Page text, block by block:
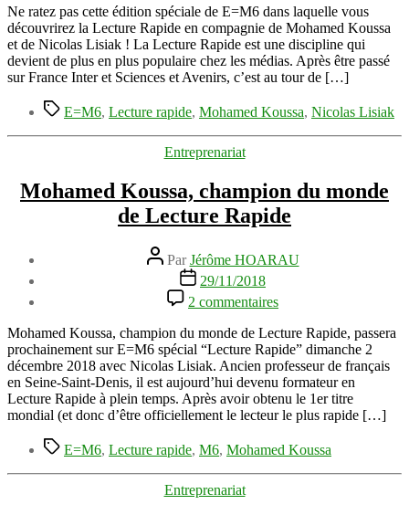
dimanche
2
décembre
2018
à
Ne ratez pas cette édition spéciale de E=M6 dans laquelle vous
découvrirez la Lecture Rapide en compagnie de Mohamed Koussa
et de Nicolas Lisiak ! La Lecture Rapide est une discipline qui
devient de plus en plus populaire chez les médias. Après être passé
sur France Inter et Sciences et Avenirs, c’est au tour de […]
Étiquettes
E=M6, Lecture rapide, Mohamed Koussa, Nicolas Lisiak
Catégories
Entreprenariat
Mohamed Koussa, champion du monde
de Lecture Rapide
Auteur
de
l’article
ParJérôme HOARAU
Date
de
l’article
29/11/2018
2 commentaires
Mohamed
Koussa,
champion
du
monde
de
Lecture
Rapide
Mohamed Koussa, champion du monde de Lecture Rapide, passera
prochainement sur E=M6 spécial “Lecture Rapide” dimanche 2
décembre 2018 avec Nicolas Lisiak. Ancien professeur de français
en Seine-Saint-Denis, il est aujourd’hui devenu formateur en
Lecture Rapide à plein temps. Après avoir obtenu le 1er titre
mondial (et donc d’être officiellement le lecteur le plus rapide […]
Étiquettes
E=M6, Lecture rapide, M6, Mohamed Koussa
Catégories
Entreprenariat